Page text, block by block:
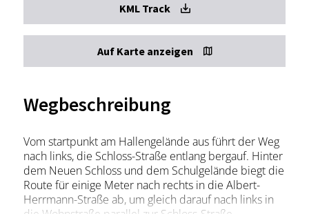
KML Track
Auf Karte anzeigen
Wegbeschreibung
Vom startpunkt am Hallengelände aus führt der Weg
nach links, die Schloss-Straße entlang bergauf. Hinter
dem Neuen Schloss und dem Schulgelände biegt die
Route für einige Meter nach rechts in die Albert-
Herrmann-Straße ab, um gleich darauf nach links in